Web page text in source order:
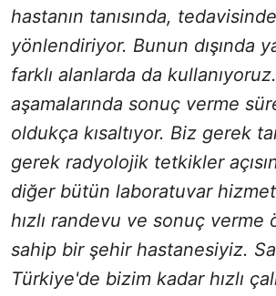
hastanın tanısında,
yönlendiriyor. Bunun dışında
farklı alanlarda da
aşamalarında sonuç verme
oldukça kısaltıyor. Biz gerek
gerek radyolojik tetkikler
diğer bütün laboratuvar
hızlı randevu ve sonuç verme
sahip bir şehir hastanesiyiz.
Türkiye'de bizim kadar hızlı